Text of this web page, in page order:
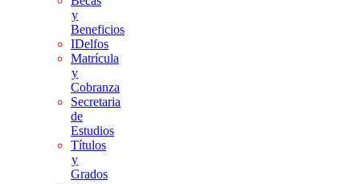
y
Beneficios
IDelfos
Matrícula
y
Cobranza
Secretaria
de
Estudios
Títulos
y
Grados